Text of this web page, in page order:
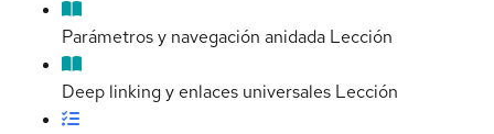
Parámetros y navegación anidada Lección
Deep linking y enlaces universales Lección